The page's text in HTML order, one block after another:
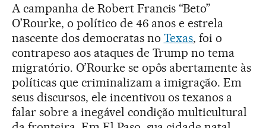
A campanha de Robert Francis “Beto”
O’Rourke, o político de 46 anos e estrela
nascente dos democratas no Texas, foi o
contrapeso aos ataques de Trump no tema
migratório. O’Rourke se opôs abertamente às
políticas que criminalizam a imigração. Em
seus discursos, ele incentivou os texanos a
falar sobre a inegável condição multicultural